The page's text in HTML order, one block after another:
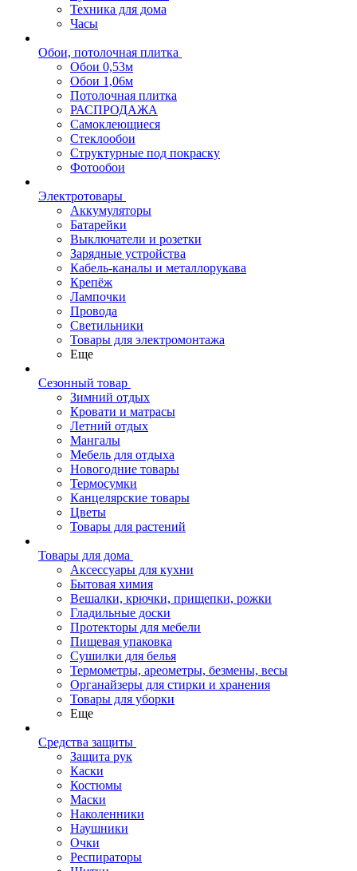
Техника для дома
Часы
Обои, потолочная плитка
Обои 0,53м
Обои 1,06м
Потолочная плитка
РАСПРОДАЖА
Самоклеющиеся
Стеклообои
Структурные под покраску
Фотообои
Электротовары
Аккумуляторы
Батарейки
Выключатели и розетки
Зарядные устройства
Кабель-каналы и металлорукава
Крепёж
Лампочки
Провода
Светильники
Товары для электромонтажа
Еще
Сезонный товар
Зимний отдых
Кровати и матрасы
Летний отдых
Мангалы
Мебель для отдыха
Новогодние товары
Термосумки
Канцелярские товары
Цветы
Товары для растений
Товары для дома
Аксессуары для кухни
Бытовая химия
Вешалки, крючки, прищепки, рожки
Гладильные доски
Протекторы для мебели
Пищевая упаковка
Сушилки для белья
Термометры, ареометры, безмены, весы
Органайзеры для стирки и хранения
Товары для уборки
Еще
Средства защиты
Защита рук
Каски
Костюмы
Маски
Наколенники
Наушники
Очки
Респираторы